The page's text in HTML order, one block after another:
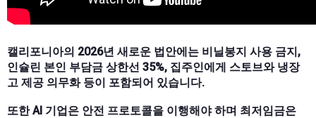
캘리포니아의 2026년 새로운 법안에는 비닐봉지 사용 금지,
인슐린 본인 부담금 상한선 35%, 집주인에게 스토브와 냉장
고 제공 의무화 등이 포함되어 있습니다.
또한 AI 기업은 안전 프로토콜을 이행해야 하며 최저임금은